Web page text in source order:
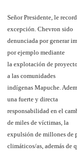
Señor Presidente, le
excepción. Chevron sido
denunciada por generar
por ejemplo mediante
la explotación de
a las comunidades
indígenas Mapuche.
una fuerte y directa
responsabilidad en el
de miles de víctimas, la
expulsión de millones de
climáticos/as, además de